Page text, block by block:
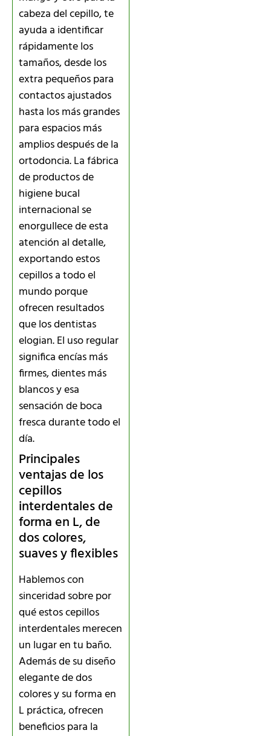
cabeza del cepillo, te
ayuda a identificar
rápidamente los
tamaños, desde los
extra pequeños para
contactos ajustados
hasta los más grandes
para espacios más
amplios después de la
ortodoncia. La fábrica
de productos de
higiene bucal
internacional se
enorgullece de esta
atención al detalle,
exportando estos
cepillos a todo el
mundo porque
ofrecen resultados
que los dentistas
elogian. El uso regular
significa encías más
firmes, dientes más
blancos y esa
sensación de boca
fresca durante todo el
día.
Principales
ventajas de los
cepillos
interdentales de
forma en L, de
dos colores,
suaves y flexibles
Hablemos con
sinceridad sobre por
qué estos cepillos
interdentales merecen
un lugar en tu baño.
Además de su diseño
elegante de dos
colores y su forma en
L práctica, ofrecen
beneficios para la